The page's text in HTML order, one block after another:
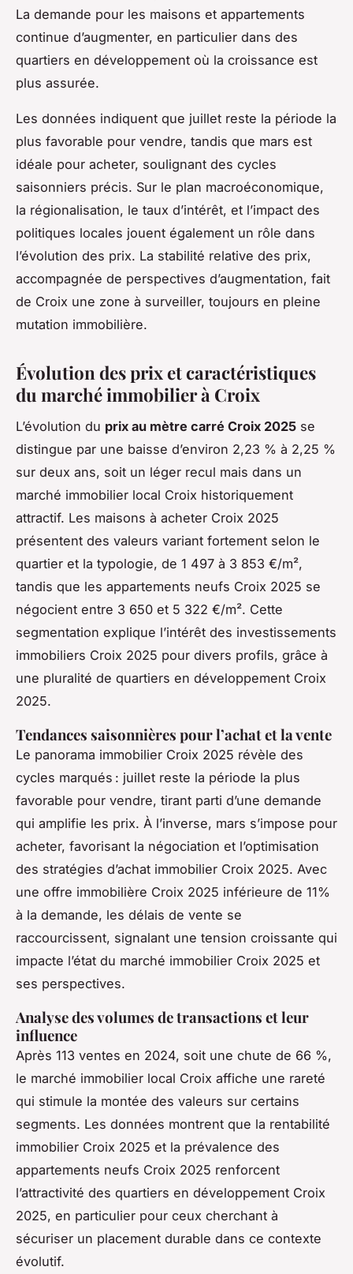
La demande pour les maisons et appartements
continue d’augmenter, en particulier dans des
quartiers en développement où la croissance est
plus assurée.
Les données indiquent que juillet reste la période la
plus favorable pour vendre, tandis que mars est
idéale pour acheter, soulignant des cycles
saisonniers précis. Sur le plan macroéconomique,
la régionalisation, le taux d’intérêt, et l’impact des
politiques locales jouent également un rôle dans
l’évolution des prix. La stabilité relative des prix,
accompagnée de perspectives d’augmentation, fait
de Croix une zone à surveiller, toujours en pleine
mutation immobilière.
Évolution des prix et caractéristiques
du marché immobilier à Croix
L’évolution du prix au mètre carré Croix 2025 se
distingue par une baisse d’environ 2,23 % à 2,25 %
sur deux ans, soit un léger recul mais dans un
marché immobilier local Croix historiquement
attractif. Les maisons à acheter Croix 2025
présentent des valeurs variant fortement selon le
quartier et la typologie, de 1 497 à 3 853 €/m²,
tandis que les appartements neufs Croix 2025 se
négocient entre 3 650 et 5 322 €/m². Cette
segmentation explique l’intérêt des investissements
immobiliers Croix 2025 pour divers profils, grâce à
une pluralité de quartiers en développement Croix
2025.
Tendances saisonnières pour l’achat et la vente
Le panorama immobilier Croix 2025 révèle des
cycles marqués : juillet reste la période la plus
favorable pour vendre, tirant parti d’une demande
qui amplifie les prix. À l’inverse, mars s’impose pour
acheter, favorisant la négociation et l’optimisation
des stratégies d’achat immobilier Croix 2025. Avec
une offre immobilière Croix 2025 inférieure de 11%
à la demande, les délais de vente se
raccourcissent, signalant une tension croissante qui
impacte l’état du marché immobilier Croix 2025 et
ses perspectives.
Analyse des volumes de transactions et leur
influence
Après 113 ventes en 2024, soit une chute de 66 %,
le marché immobilier local Croix affiche une rareté
qui stimule la montée des valeurs sur certains
segments. Les données montrent que la rentabilité
immobilier Croix 2025 et la prévalence des
appartements neufs Croix 2025 renforcent
l’attractivité des quartiers en développement Croix
2025, en particulier pour ceux cherchant à
sécuriser un placement durable dans ce contexte
évolutif.